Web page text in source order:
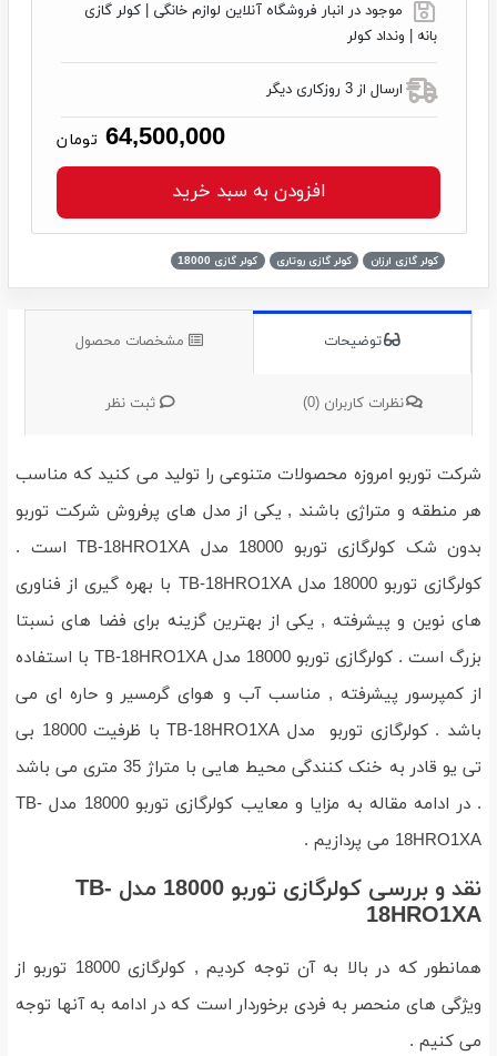
موجود در انبار فروشگاه آنلاین لوازم خانگی | کولر گازی
بانه | ونداد کولر
ارسال از 3 روزکاری دیگر
64,500,000 تومان
افزودن به سبد خرید
کولر گازی ارزان کولر گازی روتاری کولر گازی 18000
توضیحات مشخصات محصول
نظرات کاربران (0) ثبت نظر
شرکت توربو امروزه محصولات متنوعی را تولید می کنید که مناسب
هر منطقه و متراژی باشند , یکی از مدل های پرفروش شرکت توربو
بدون شک کولرگازی توربو 18000 مدل TB-18HRO1XA است .
کولرگازی توربو 18000 مدل TB-18HRO1XA با بهره گیری از فناوری
های نوین و پیشرفته , یکی از بهترین گزینه برای فضا های نسبتا
بزرگ است . کولرگازی توربو 18000 مدل TB-18HRO1XA با استفاده
از کمپرسور پیشرفته , مناسب آب و هوای گرمسیر و حاره ای می
باشد . کولرگازی توربو مدل TB-18HRO1XA با ظرفیت 18000 بی
تی یو قادر به خنک کنندگی محیط هایی با متراژ 35 متری می باشد
. در ادامه مقاله به مزایا و معایب کولرگازی توربو 18000 مدل TB-
18HRO1XA می پردازیم .
نقد و بررسی کولرگازی توربو 18000 مدل TB-
18HRO1XA
همانطور که در بالا به آن توجه کردیم , کولرگازی 18000 توربو از
ویژگی های منحصر به فردی برخوردار است که در ادامه به آنها توجه
می کنیم .